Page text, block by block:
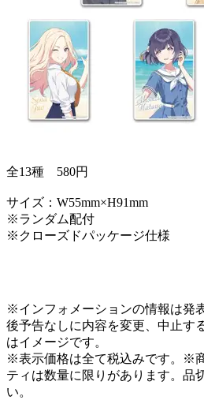
全13種 580円
サイズ：W55mm×H91mm
※ランダム配付
※クローズドパッケージ仕様
※インフォメーションの情報は発
後予告なしに内容を変更、中止す
はイメージです。
※表示価格は全て税込みです。※
ティは数量に限りがあります。品
い。